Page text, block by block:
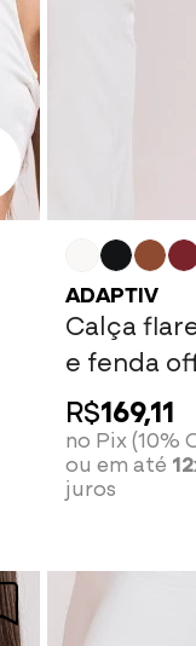
ADAPTIV
Calça
e fenda
R$169,11
no Pix (10%
ou em até
juros